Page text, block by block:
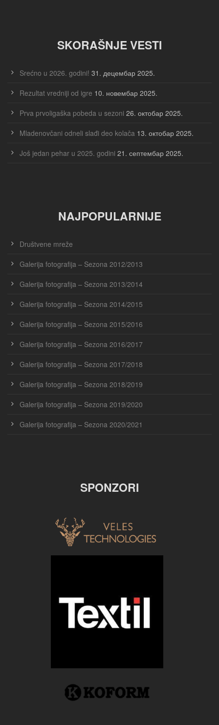
SKORAŠNJE VESTI
Srećno u 2026. godini! 31. децембар 2025.
Rezultat vredniji od igre 10. новембар 2025.
Prva prvoligaška pobeda u sezoni 26. октобар 2025.
Mladenovčani odneli slađi deo kolača 13. октобар 2025.
Još jedan pehar u 2025. godini 21. септембар 2025.
NAJPOPULARNIJE
Društvene mreže
Galerija fotografija – Sezona 2012/2013
Galerija fotografija – Sezona 2013/2014
Galerija fotografija – Sezona 2014/2015
Galerija fotografija – Sezona 2015/2016
Galerija fotografija – Sezona 2016/2017
Galerija fotografija – Sezona 2017/2018
Galerija fotografija – Sezona 2018/2019
Galerija fotografija – Sezona 2019/2020
Galerija fotografija – Sezona 2020/2021
SPONZORI